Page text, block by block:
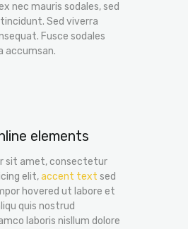
nec mauris sodales, sed
Sed viverra
Fusce sodales
accumsan.
elements
sit amet, consectetur
elit,accent text sed
hovered ut labore et
quis nostrud
laboris nisllum dolore